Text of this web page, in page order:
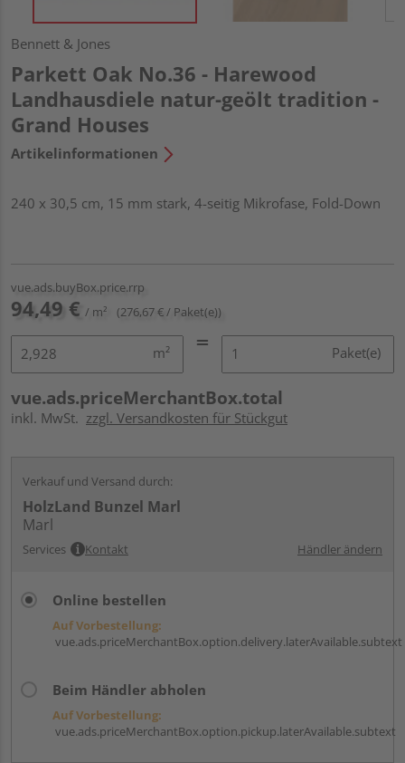
Bennett & Jones
Parkett Oak No.36 - Harewood
Landhausdiele natur-geölt tradition -
Grand Houses
Artikelinformationen
240 x 30,5 cm, 15 mm stark, 4-seitig Mikrofase, Fold-Down
vue.ads.buyBox.price.rrp
94,49 € / m² (276,67 € / Paket(e))
m² Paket(e)
vue.ads.priceMerchantBox.total
inkl. MwSt. zzgl. Versandkosten für Stückgut
Verkauf und Versand durch:
HolzLand Bunzel Marl
Marl
Services Kontakt Händler ändern
Online bestellen
Auf Vorbestellung:
vue.ads.priceMerchantBox.option.delivery.laterAvailable.subtext
Beim Händler abholen
Auf Vorbestellung:
vue.ads.priceMerchantBox.option.pickup.laterAvailable.subtext